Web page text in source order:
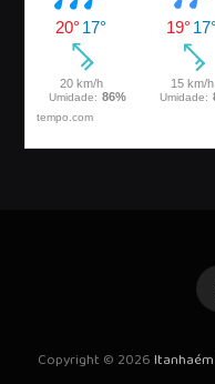
Copyright © 2026